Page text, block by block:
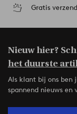
Gratis
Nieuw hier?
het duurste
Als klant bij ons ben
spannend nieuws en